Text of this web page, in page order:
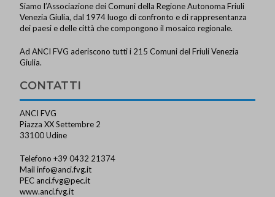
Siamo l’Associazione dei Comuni della Regione Autonoma Friuli
Venezia Giulia, dal 1974 luogo di confronto e di rappresentanza
dei paesi e delle città che compongono il mosaico regionale.
Ad ANCI FVG aderiscono tutti i 215 Comuni del Friuli Venezia
Giulia.
CONTATTI
ANCI FVG
Piazza XX Settembre 2
33100 Udine
Telefono +39 0432 21374
Mailinfo@anci.fvg.it
PEC anci.fvg@pec.it
www.anci.fvg.it